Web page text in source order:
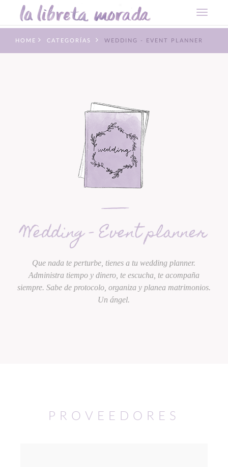
HOME CATEGORÍAS WEDDING - EVENT PLANNER
Wedding - Event planner
Que nada te perturbe, tienes a tu wedding planner.
Administra tiempo y dinero, te escucha, te acompaña
siempre. Sabe de protocolo, organiza y planea matrimonios.
Un ángel.
PROVEEDORES